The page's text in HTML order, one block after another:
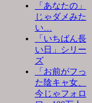
「あなたの」
じゃダメみた
い…
「いちばん長
い日」シリー
ズ
「お前がフっ
た陰キャ女、
今じゃフォロ